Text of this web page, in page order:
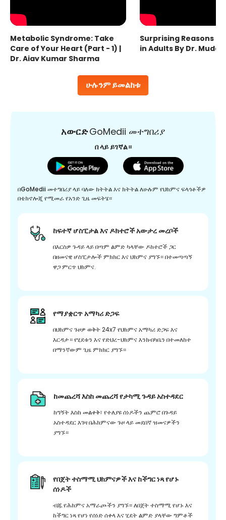
ሁሉንም ይመልከቱ
Metabolic Syndrome: Take
Care of Your Heart (Part - 1) |
Dr. Ajay Kumar Sharma
Surprising Reasons
in Adults By Dr.
አውርድGoMedii መተግበሪያ
በ ላይ ይገኛል።
በGoMedii መተግበሪያ ላይ ባለው ክትትል እና ክትትል ለሁሉም የህክምና ፍላጎቶችዎ
በቴክኖሎጂ የሚመራ የአንድ ጊዜ መፍትሄ።
ከፍተኛ ሆስፒታል እና ዶክተሮች አውታረ መረቦች
በእርስዎ ጉዳይ ላይ በጣም ልምድ ካላቸው ዶክተሮች ጋር
በዘመናዊ ሆስፒታሎች ምክክር እና ህክምና ያግኙ። በተመጣጣኝ
ዋጋ ምርጥ ህክምና.
የማያቋርጥ አማካሪ ድጋፍ
በህክምና ጉዞዎ ወቅት 24x7 የህክምና አማካሪ ድጋፍ እና
እርዳታ። የሂደቱን እና የድህረ-ህክምና እንክብካቤን በተመለከተ
በማንኛውም ጊዜ ምክክር ያግኙ።
ከመጨረሻ እስከ መጨረሻ የታካሚ ጉዳይ አስተዳደር
ከግኝት እስከ መልቀቅ፣ የተለያዩ ሰነዶችን ጨምሮ በጉዳይ
አስተዳደር እገዛ በሕክምናው ጉዞ ላይ መደበኛ ዝመናዎችን
ያግኙ።
የበጀት ተስማሚ ህክምናዎች እና ከችግር ነጻ የሆኑ
ሰነዶች
ብጁ የሕክምና አማራጮችን ያግኙ። ለበጀት ተስማሚ የሆኑ እና
ከችግር ነጻ የሆነ የሰነድ ሰቀላ እና ሂደት ልምድ ያላቸው ግምቶች